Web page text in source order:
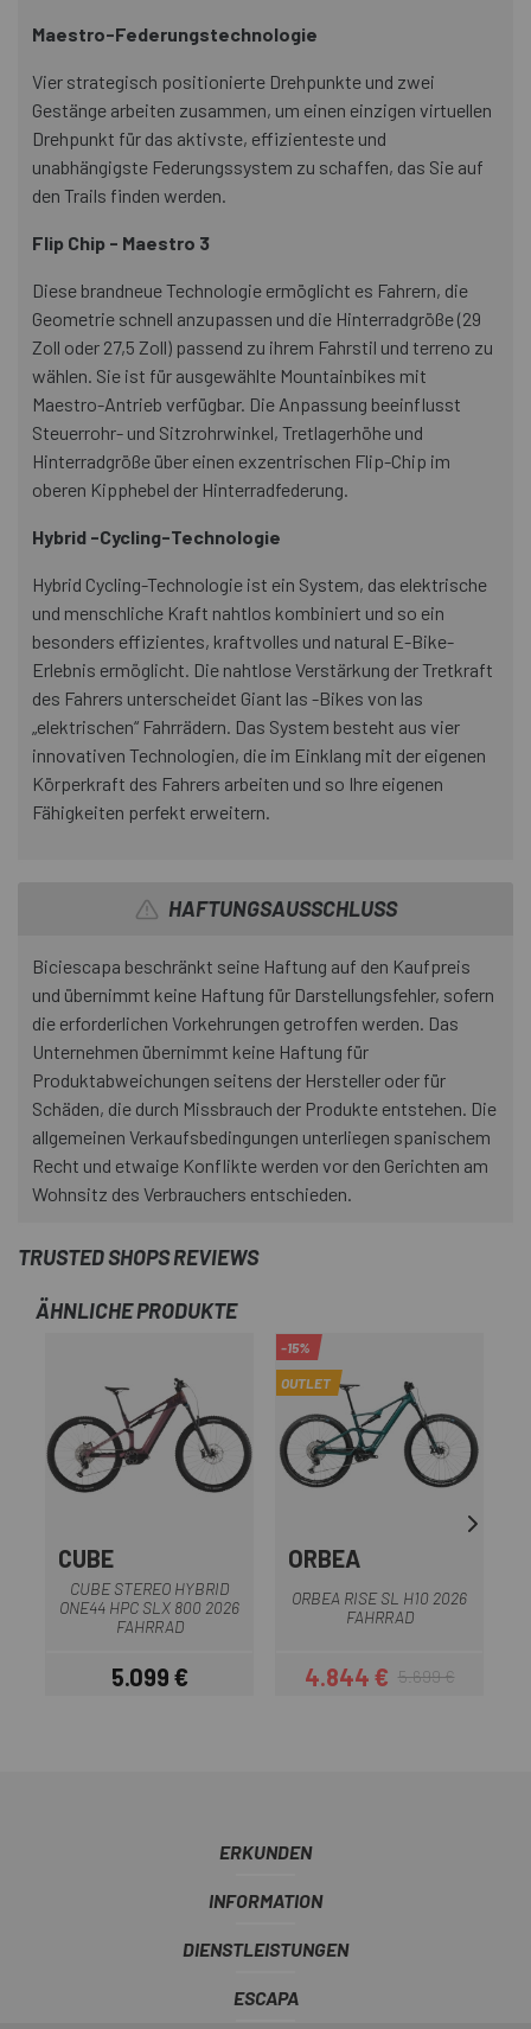
Maestro-Federungstechnologie
Vier strategisch positionierte Drehpunkte und zwei
Gestänge arbeiten zusammen, um einen einzigen virtuellen
Drehpunkt für das aktivste, effizienteste und
unabhängigste Federungssystem zu schaffen, das Sie auf
den Trails finden werden.
Flip Chip - Maestro 3
Diese brandneue Technologie ermöglicht es Fahrern, die
Geometrie schnell anzupassen und die Hinterradgröße (29
Zoll oder 27,5 Zoll) passend zu ihrem Fahrstil und terreno zu
wählen. Sie ist für ausgewählte Mountainbikes mit
Maestro-Antrieb verfügbar. Die Anpassung beeinflusst
Steuerrohr- und Sitzrohrwinkel, Tretlagerhöhe und
Hinterradgröße über einen exzentrischen Flip-Chip im
oberen Kipphebel der Hinterradfederung.
Hybrid -Cycling-Technologie
Hybrid Cycling-Technologie ist ein System, das elektrische
und menschliche Kraft nahtlos kombiniert und so ein
besonders effizientes, kraftvolles und natural E-Bike-
Erlebnis ermöglicht. Die nahtlose Verstärkung der Tretkraft
des Fahrers unterscheidet Giant las -Bikes von las
„elektrischen“ Fahrrädern. Das System besteht aus vier
innovativen Technologien, die im Einklang mit der eigenen
Körperkraft des Fahrers arbeiten und so Ihre eigenen
Fähigkeiten perfekt erweitern.
HAFTUNGSAUSSCHLUSS
Biciescapa beschränkt seine Haftung auf den Kaufpreis
und übernimmt keine Haftung für Darstellungsfehler, sofern
die erforderlichen Vorkehrungen getroffen werden. Das
Unternehmen übernimmt keine Haftung für
Produktabweichungen seitens der Hersteller oder für
Schäden, die durch Missbrauch der Produkte entstehen. Die
allgemeinen Verkaufsbedingungen unterliegen spanischem
Recht und etwaige Konflikte werden vor den Gerichten am
Wohnsitz des Verbrauchers entschieden.
TRUSTED SHOPS REVIEWS
ÄHNLICHE PRODUKTE
CUBE
CUBE STEREO HYBRID
ONE44 HPC SLX 800 2026
FAHRRAD
Preis
5.099 €
-15%
OUTLET
ORBEA
ORBEA RISE SL H10 2026
FAHRRAD
Preis
4.844 €Regulärer Preis
5.699 €
ERKUNDEN
INFORMATION
DIENSTLEISTUNGEN
ESCAPA